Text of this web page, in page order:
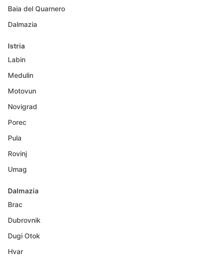
Baia del Quarnero
Dalmazia
Istria
Labin
Medulin
Motovun
Novigrad
Porec
Pula
Rovinj
Umag
Dalmazia
Brac
Dubrovnik
Dugi Otok
Hvar